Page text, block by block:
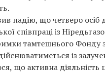
надію, що четверо осіб
співпраці із
тамтешнього Фонду
із
що активна діяльність